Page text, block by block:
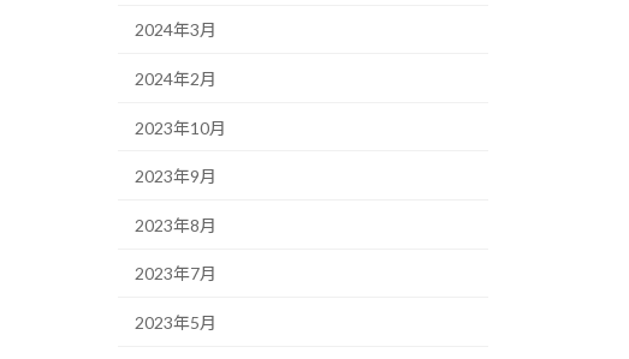
2024年3月
2024年2月
2023年10月
2023年9月
2023年8月
2023年7月
2023年5月